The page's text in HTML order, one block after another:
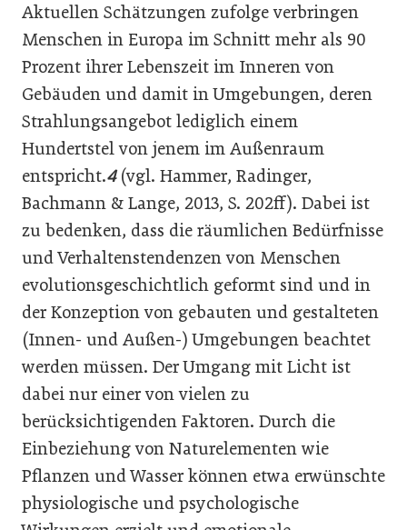
Aktuellen Schätzungen zufolge verbringen
Menschen in Europa im Schnitt mehr als 90
Prozent ihrer Lebenszeit im Inneren von
Gebäuden und damit in Umgebungen, deren
Strahlungsangebot lediglich einem
Hundertstel von jenem im Außenraum
entspricht.4 (vgl. Hammer, Radinger,
Bachmann & Lange, 2013, S. 202ff). Dabei ist
zu bedenken, dass die räumlichen Bedürfnisse
und Verhaltenstendenzen von Menschen
evolutionsgeschichtlich geformt sind und in
der Konzeption von gebauten und gestalteten
(Innen- und Außen-) Umgebungen beachtet
werden müssen. Der Umgang mit Licht ist
dabei nur einer von vielen zu
berücksichtigenden Faktoren. Durch die
Einbeziehung von Naturelementen wie
Pflanzen und Wasser können etwa erwünschte
physiologische und psychologische